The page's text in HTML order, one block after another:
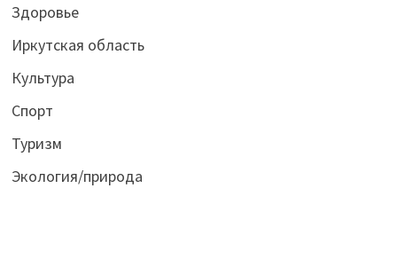
Здоровье
Иркутская область
Культура
Спорт
Туризм
Экология/природа